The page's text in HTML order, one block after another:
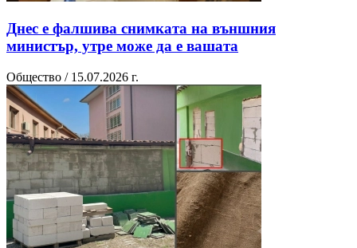
Днес е фалшива снимката на външния
министър, утре може да е вашата
Общество / 15.07.2026 г.